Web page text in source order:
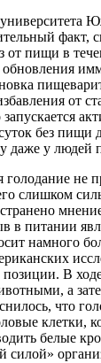
университета
факт,
от пищи в
обновления
от
запускается
без пищи
даже у людей
не
слишком
в питании
намного
В
а
что
клетки,
белые
силой»